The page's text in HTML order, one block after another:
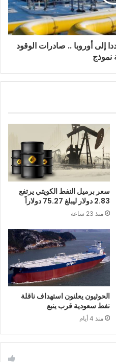
إلى أوروبا .. صادرات الوقود
نموذج
سعر برميل النفط الكويتي يرتفع
2.83 دولار ليبلغ 75.27 دولاراً
منذ 23 ساعة
الحوثيون يعلنون استهداف ناقلة
نفط سعودية قرب ينبع
منذ 4 أيام